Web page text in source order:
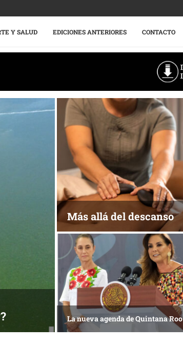
Y SALUD EDICIONES ANTERIORES CONTACTO
Más allá del descanso
La nueva agenda de Quintana Roo